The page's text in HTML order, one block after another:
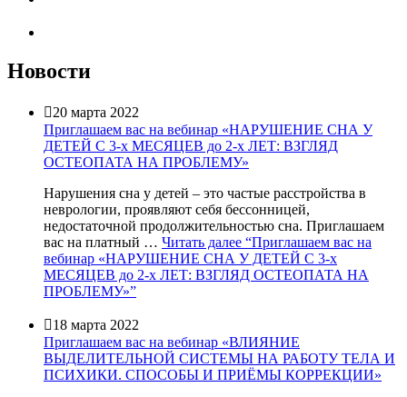
Новости
20 марта 2022
Приглашаем вас на вебинар «НАРУШЕНИЕ СНА У
ДЕТЕЙ С 3-х МЕСЯЦЕВ до 2-х ЛЕТ: ВЗГЛЯД
ОСТЕОПАТА НА ПРОБЛЕМУ»
Нарушения сна у детей – это частые расстройства в
неврологии, проявляют себя бессонницей,
недостаточной продолжительностью сна. Приглашаем
вас на платный … Читать далее “Приглашаем вас на
вебинар «НАРУШЕНИЕ СНА У ДЕТЕЙ С 3-х
МЕСЯЦЕВ до 2-х ЛЕТ: ВЗГЛЯД ОСТЕОПАТА НА
ПРОБЛЕМУ»”
18 марта 2022
Приглашаем вас на вебинар «ВЛИЯНИЕ
ВЫДЕЛИТЕЛЬНОЙ СИСТЕМЫ НА РАБОТУ ТЕЛА И
ПСИХИКИ. СПОСОБЫ И ПРИЁМЫ КОРРЕКЦИИ»